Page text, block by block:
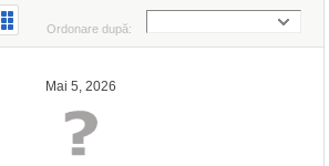
Ordonare după:
Mai 5, 2026